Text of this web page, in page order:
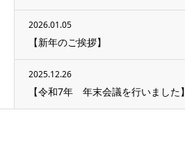
2026.01.05
【新年のご挨拶】
2025.12.26
【令和7年 年末会議を行いました】